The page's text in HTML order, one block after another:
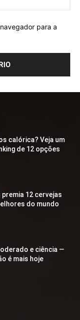
para a
calórica? Veja um
de 12 opções
12 cervejas
do mundo
e ciência —
é mais hoje